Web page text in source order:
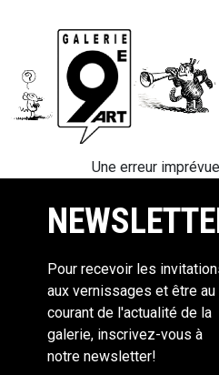
Une erreur
Pour recevoir les
aux vernissages et être au
courant de l'actualité de la
galerie, inscrivez-vous à
notre newsletter!